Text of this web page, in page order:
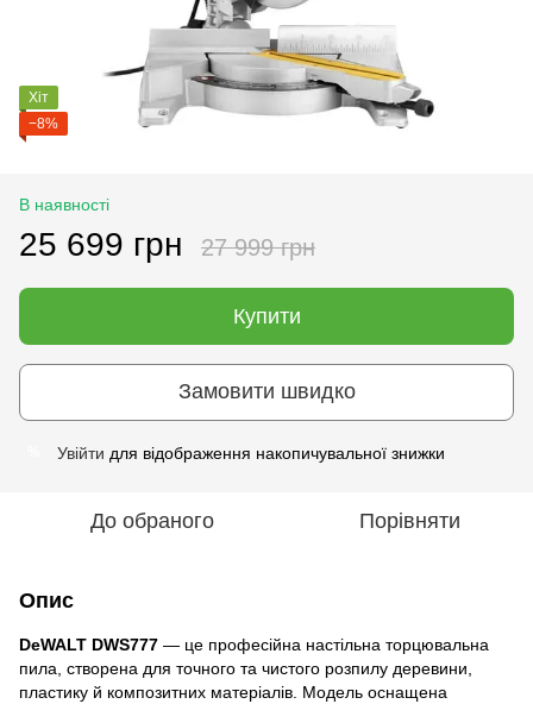
Хіт
−8%
В наявності
25 699 грн 27 999 грн
Купити
Замовити швидко
Увійти для відображення накопичувальної знижки
До обраного Порівняти
Опис
DeWALT DWS777 — це професійна настільна торцювальна
пила, створена для точного та чистого розпилу деревини,
пластику й композитних матеріалів. Модель оснащена